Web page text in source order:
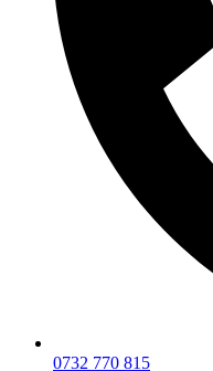
0732 770 815